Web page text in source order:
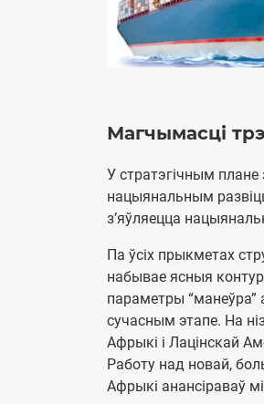
Магчымасці
У стратэгічным плане
нацыянальным
з’яўляецца
Па ўсіх прыкметах
набывае ясныя
параметры “манеўра”
сучасным этапе. На
Афрыкі і Лацінскай
Работу над новай,
Афрыкі анансіраваў